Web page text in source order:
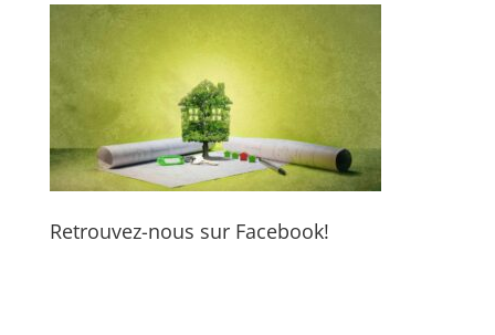
Retrouvez-nous sur Facebook!